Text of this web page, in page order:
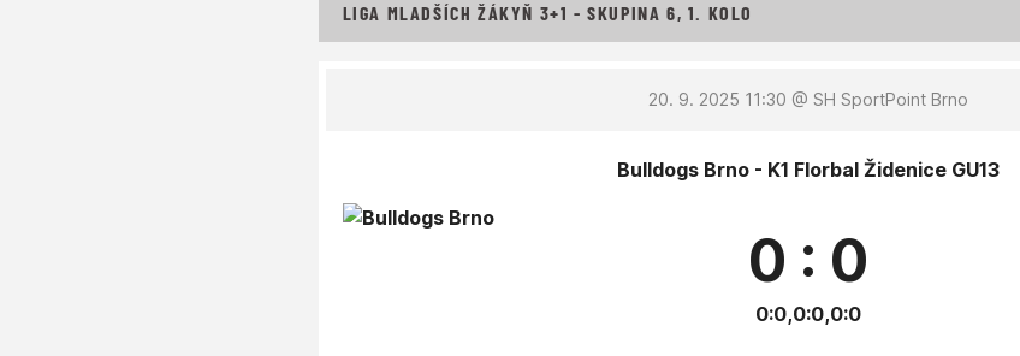
LIGA MLADŠÍCH ŽÁKYŇ 3+1 - SKUPINA 6, 1. KOLO
20. 9. 2025 11:30 @ SH SportPoint Brno
Bulldogs Brno - K1 Florbal Židenice GU13
0 : 0
0:0,0:0,0:0